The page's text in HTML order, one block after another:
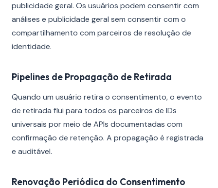
publicidade geral. Os usuários podem consentir com
análises e publicidade geral sem consentir com o
compartilhamento com parceiros de resolução de
identidade.
Pipelines de Propagação de Retirada
Quando um usuário retira o consentimento, o evento
de retirada flui para todos os parceiros de IDs
universais por meio de APIs documentadas com
confirmação de retenção. A propagação é registrada
e auditável.
Renovação Periódica do Consentimento